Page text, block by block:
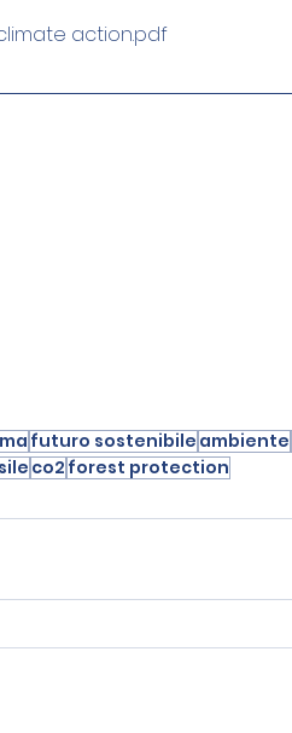
action.pdf
futuro sostenibile ambiente
co2 forest protection